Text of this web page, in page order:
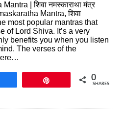
| शिवा नमस्काराथा मंत्र
Mantra, शिवा
most popular mantras that
of Lord Shiva. It’s a very
benefits you when you listen
The verses of the
0
SHARES